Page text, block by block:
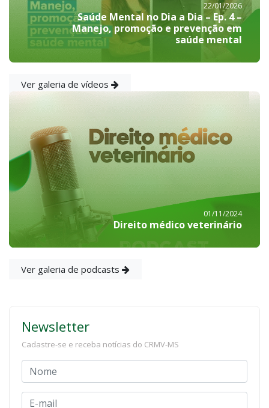
22/01/2026
Saúde Mental no Dia a Dia – Ep. 4 –
Manejo, promoção e prevenção em
saúde mental
Ver galeria de vídeos
01/11/2024
Direito médico veterinário
Ver galeria de podcasts
Newsletter
Cadastre-se e receba notícias do CRMV-MS